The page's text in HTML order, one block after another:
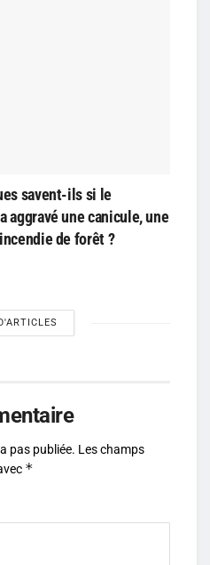
savent-ils si le
aggravé une canicule, une
de forêt ?
pas publiée. Les champs
*